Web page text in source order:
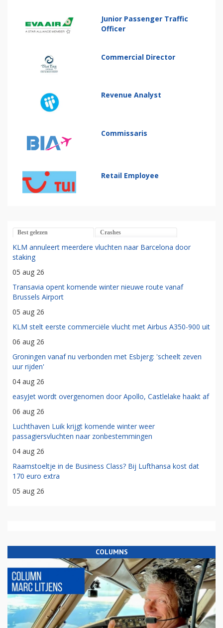
Junior Passenger Traffic
Officer
Commercial Director
Revenue Analyst
Commissaris
Retail Employee
Best gelezen Crashes
KLM annuleert meerdere vluchten naar Barcelona door
staking
05 aug 26
Transavia opent komende winter nieuwe route vanaf
Brussels Airport
05 aug 26
KLM stelt eerste commerciële vlucht met Airbus A350-900 uit
06 aug 26
Groningen vanaf nu verbonden met Esbjerg: 'scheelt zeven
uur rijden'
04 aug 26
easyJet wordt overgenomen door Apollo, Castlelake haakt af
06 aug 26
Luchthaven Luik krijgt komende winter weer
passagiersvluchten naar zonbestemmingen
04 aug 26
Raamstoeltje in de Business Class? Bij Lufthansa kost dat
170 euro extra
05 aug 26
COLUMNS